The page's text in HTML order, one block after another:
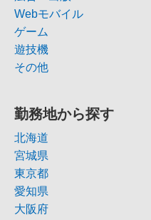
Webモバイル
ゲーム
遊技機
その他
勤務地から探す
北海道
宮城県
東京都
愛知県
大阪府